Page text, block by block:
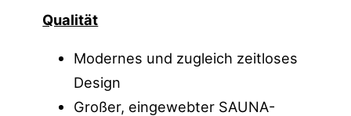
Qualität
Modernes und zugleich zeitloses
Design
Großer, eingewebter SAUNA-